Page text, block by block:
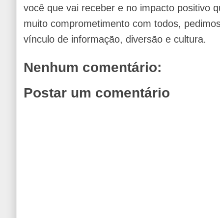
você que vai receber e no impacto positivo
muito comprometimento com todos,
vínculo de informação, diversão e cultura.
Nenhum comentário:
Postar um comentário